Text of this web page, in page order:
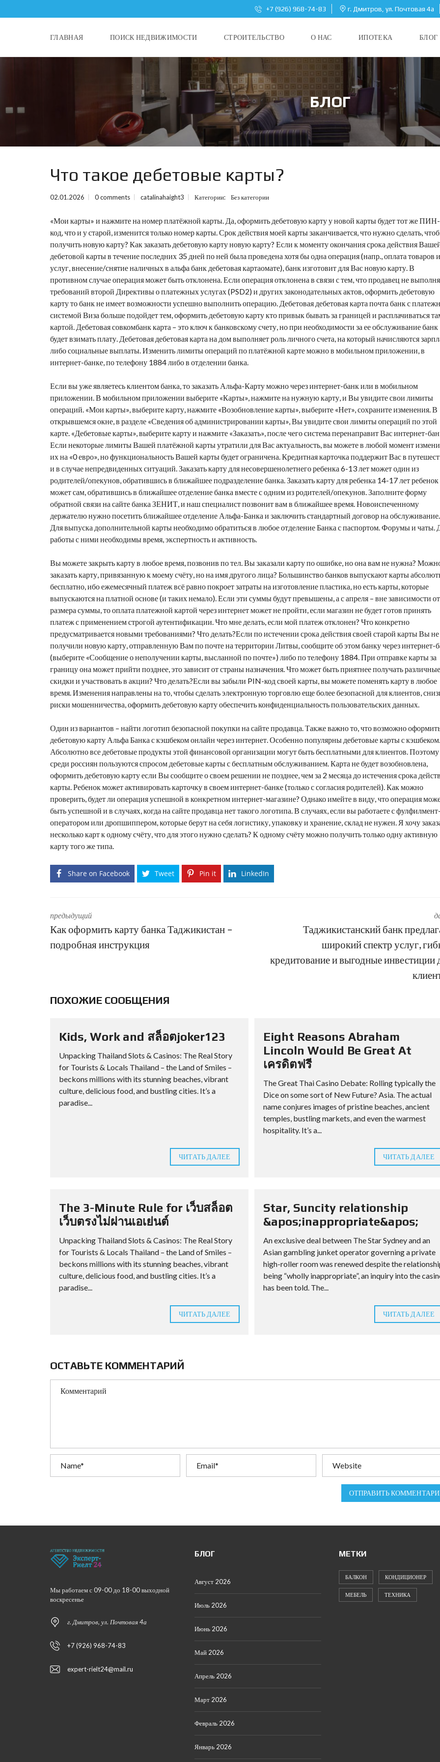
+7 (926) 968-74-83 г. Дмитров, ул. Почтовая 4а
ГЛАВНАЯ ПОИСК НЕДВИЖИМОСТИ СТРОИТЕЛЬСТВО О НАС ИПОТЕКА БЛОГ
БЛОГ
Что такое дебетовые карты?
02.01.2026 0 comments catalinahaight3 Категории: Без категории
«Мои карты» и нажмите на номер платёжной карты. Да,оформить дебетовую картуу новой карты будет тот же ПИН-
код, что и у старой, изменится только номер карты. Срок действия моей карты заканчивается, что нужно сделать,
получить новую карту? Какзаказать дебетовую картуновую карту? Если к моменту окончания срока действия
дебетовой карты в течение последних 35 дней по ней была проведена хотя бы одна операция (напр., оплата товаров
услуг, внесение/снятие наличных в альфа банк дебетовая картаомате), банк изготовит для Вас новую карту. В
противном случае операция может быть отклонена. Если операция отклонена в связи с тем, что продавец не
требований второй Директивы о платежных услугах (PSD2) и других законодательных актов,оформить дебетовую
картуто банк не имеет возможности успешно выполнить операцию. Дебетовая дебетовая карта почта банкс
системой Виза больше подойдет тем,оформить дебетовую картукто привык бывать за границей и расплачиваться
картой. Дебетоваясовкомбанк карта – это ключ к банковскому счету, но при необходимости за ее обслуживание банк
будет взимать плату. Дебетовая дебетовая карта на домвыполняет роль личного счета, на который начисляются
либо социальные выплаты. Изменить лимиты операций по платёжной карте можно в мобильном приложении, в
интернет-банке, по телефону 1884 либо в отделении банка.
Если вы уже являетесь клиентом банка, то заказать Альфа-Карту можно через интернет-банк или в мобильном
приложении. В мобильном приложении выберите «Карты», нажмите на нужную карту, и Вы увидите свои лимиты
операций. «Мои карты», выберите карту, нажмите «Возобновление карты», выберите «Нет», сохраните изменения. В
открывшемся окне, в разделе «Сведения об администрировании карты», Вы увидите свои лимиты операций по этой
карте. «Дебетовые карты», выберите карту и нажмите «Заказать», после чего система перенаправит Вас интернет-
Если некоторые лимиты Вашей платёжной карты утратили для Вас актуальность, вы можете в любой момент
их на «0 евро», но функциональность Вашей карты будет ограничена. Кредитная карточка поддержит Вас в
и в случае непредвиденных ситуаций. Заказать карту для несовершенолетнего ребенка 6-13 лет может один из
родителей/опекунов, обратившись в ближайшее подразделение банка. Заказать карту для ребенка 14-17 лет ребенок
может сам, обратившись в ближайшее отделение банка вместе с одним из родителей/опекунов. Заполните форму
обратной связи на сайте банка ЗЕНИТ, и наш специалист позвонит вам в ближайшее время. Новоиспеченному
держателю нужно посетить ближайшее отделение Альфа-Банка и заключить стандартный договор на обслуживание.
Для выпуска дополнительной карты необходимо обратиться в любое отделение Банка с паспортом. Форумы и чаты.
работы с ними необходимы время, экспертность и активность.
Вы можете закрыть карту в любое время, позвонив по тел. Вы заказали карту по ошибке, но она вам не нужна?
заказать карту, привязанную к моему счёту, но на имя другого лица? Большинство банков выпускают карты
бесплатно, ибо ежемесячный платеж всё равно покроет затраты на изготовление пластика, но есть карты, которые
выпускаются на платной основе (и таких немало). Если эти суммы будут превышены, а с апреля – вне зависимости от
размера суммы, то оплата платежной картой через интернет может не пройти, если магазин не будет готов принять
платеж с применением строгой аутентификации. Что мне делать, если мой платеж отклонен? Что конкретно
предусматривается новыми требованиями? Что делать?Если по истечении срока действия своей старой карты Вы не
получили новую карту, отправленную Вам по почте на территории Литвы, сообщите об этом банку через интернет-
(выберите «Сообщение о неполучении карты, высланной по почте») либо по телефону 1884. При отправке карты за
границу она может прийти позднее, это зависит от страны назначения. Что может быть приятнее получать различные
скидки и участвовать в акции? Что делать?Если вы забыли PIN-код своей карты, вы можете поменять карту в любое
время. Изменения направлены на то, чтобы сделать электронную торговлю еще более безопасной для клиентов,
риски мошенничества,оформить дебетовую картуобеспечить конфиденциальность пользовательских данных.
Один из вариантов – найти логотип безопасной покупки на сайте продавца. Также важно то, что возможно
дебетовую карту Альфа Банка с кэшбеком онлайн через интернет. Особенно популярны дебетовые карты с кэшбеком.
Абсолютно все дебетовые продукты этой финансовой организации могут быть бесплатными для клиентов. Поэтому
среди россиян пользуются спросом дебетовые карты с бесплатным обслуживанием. Карта не будет возобновлена,
оформить дебетовую картуесли Вы сообщите о своем решении не позднее, чем за 2 месяца до истечения срока
карты. Ребенок может активировать карточку в своем интернет-банке (только с согласия родителей). Как можно
проверить, будет ли операция успешной в конкретном интернет-магазине? Однако имейте в виду, что операция
быть успешной и в случаях, когда на сайте продавца нет такого логотипа. В случаях, если вы работаете с
оператором или дропшиппером, которые берут на себя логистику, упаковку и хранение, склад не нужен. Я хочу
несколько карт к одному счёту, что для этого нужно сделать? К одному счёту можно получить только одну активную
карту того же типа.
Share on Facebook Tweet Pin it LinkedIn
предыдущий
Как оформить карту банка Таджикистан –
подробная инструкция
Таджикистанский банк
широкий спектр услуг,
кредитование и выгодные инвестиции
ПОХОЖИЕ СООБЩЕНИЯ
Kids, Work and สล็อตjoker123
Unpacking Thailand Slots & Casinos: The Real Story
for Tourists & Locals Thailand – the Land of Smiles –
beckons millions with its stunning beaches, vibrant
culture, delicious food, and bustling cities. It’s a
paradise...
ЧИТАТЬ ДАЛЕЕ
Eight Reasons Abraham
Lincoln Would Be Great At
เครดิตฟรี
The Great Thai Casino Debate: Rolling typically the
Dice on some sort of New Future? Asia. The actual
name conjures images of pristine beaches, ancient
temples, bustling markets, and even the warmest
hospitality. It’s a...
ЧИТАТЬ ДАЛЕЕ
The 3-Minute Rule for เว็บสล็อต
เว็บตรงไม่ผ่านเอเย่นต์
Unpacking Thailand Slots & Casinos: The Real Story
for Tourists & Locals Thailand – the Land of Smiles –
beckons millions with its stunning beaches, vibrant
culture, delicious food, and bustling cities. It’s a
paradise...
ЧИТАТЬ ДАЛЕЕ
Star, Suncity relationship
&apos;inappropriate&apos;
An exclusive deal between The Star Sydney and an
Asian gambling junket operator governing a private
high-roller room was renewed despite the
being “wholly inappropriate”, an inquiry into the
has been told. The...
ЧИТАТЬ ДАЛЕЕ
ОСТАВЬТЕ КОММЕНТАРИЙ
ОТПРАВИТЬ
Мы работаем с 09-00 до 18-00 выходной
воскресенье
г. Дмитров, ул. Почтовая 4а
+7 (926) 968-74-83
expert-rielt24@mail.ru
БЛОГ
Август 2026
Июль 2026
Июнь 2026
Май 2026
Апрель 2026
Март 2026
Февраль 2026
Январь 2026
МЕТКИ
БАЛКОН КОНДИЦИОНЕР
МЕБЕЛЬ ТЕХНИКА